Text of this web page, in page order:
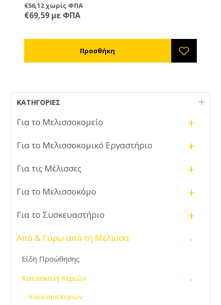
€56,12 χωρίς ΦΠΑ
€69,59 με ΦΠΑ
ΚΑΤΗΓΟΡΊΕΣ
Για το Μελισσοκομείο +
Για το Μελισσοκομικό Εργαστήριο +
Για τις Μέλισσες +
Για το Μελισσοκόμο +
Για το Συσκευαστήριο +
Από & Γύρω από τη Μέλισσα -
Είδη Προώθησης
Κατασκευή Κεριών
-
Καλούπια Κεριών